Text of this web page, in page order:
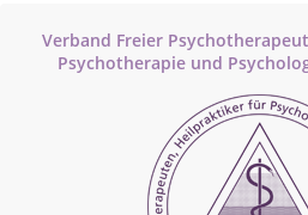
Verband Freier
Psychotherapie und